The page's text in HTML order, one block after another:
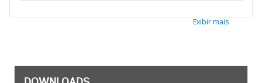
Exibir mais